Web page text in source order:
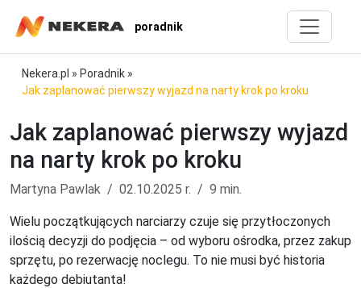
poradnik
Nekera.pl » Poradnik »
Jak zaplanować pierwszy wyjazd na narty krok po kroku
Jak zaplanować pierwszy wyjazd
na narty krok po kroku
Martyna Pawlak 02.10.2025 r. 9 min.
Wielu początkujących narciarzy czuje się przytłoczonych
ilością decyzji do podjęcia – od wyboru ośrodka, przez zakup
sprzętu, po rezerwację noclegu. To nie musi być historia
każdego debiutanta!